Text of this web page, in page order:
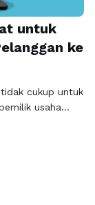
untuk
ke
cukup untuk
usaha
website